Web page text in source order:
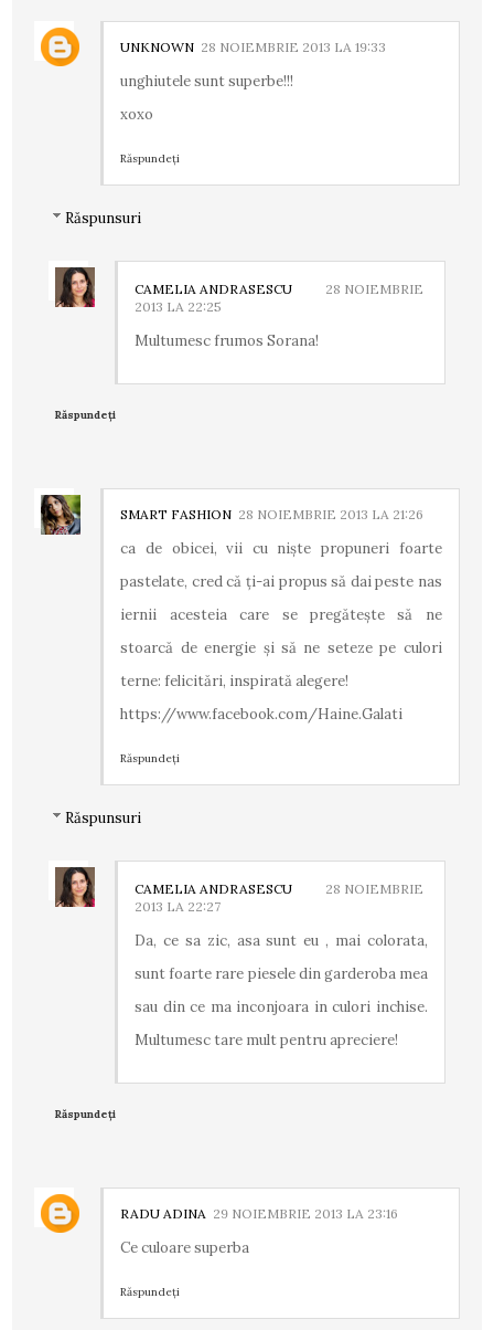
UNKNOWN 28 NOIEMBRIE 2013 LA 19:33
unghiutele sunt superbe!!!
xoxo
Răspundeți
Răspunsuri
CAMELIA ANDRASESCU
28 NOIEMBRIE
2013 LA 22:25
Multumesc frumos Sorana!
Răspundeți
SMART FASHION 28 NOIEMBRIE 2013 LA 21:26
ca de obicei, vii cu niște propuneri foarte
pastelate, cred că ți-ai propus să dai peste nas
iernii acesteia care se pregătește să ne
stoarcă de energie și să ne seteze pe culori
terne: felicitări, inspirată alegere!
https://www.facebook.com/Haine.Galati
Răspundeți
Răspunsuri
CAMELIA ANDRASESCU
28 NOIEMBRIE
2013 LA 22:27
Da, ce sa zic, asa sunt eu , mai colorata,
sunt foarte rare piesele din garderoba mea
sau din ce ma inconjoara in culori inchise.
Multumesc tare mult pentru apreciere!
Răspundeți
RADU ADINA 29 NOIEMBRIE 2013 LA 23:16
Ce culoare superba
Răspundeți